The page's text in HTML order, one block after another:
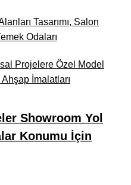
Tasarımı, Salon
Odaları
Projelere Özel Model
İmalatları
Showroom Yol
Konumu İçin